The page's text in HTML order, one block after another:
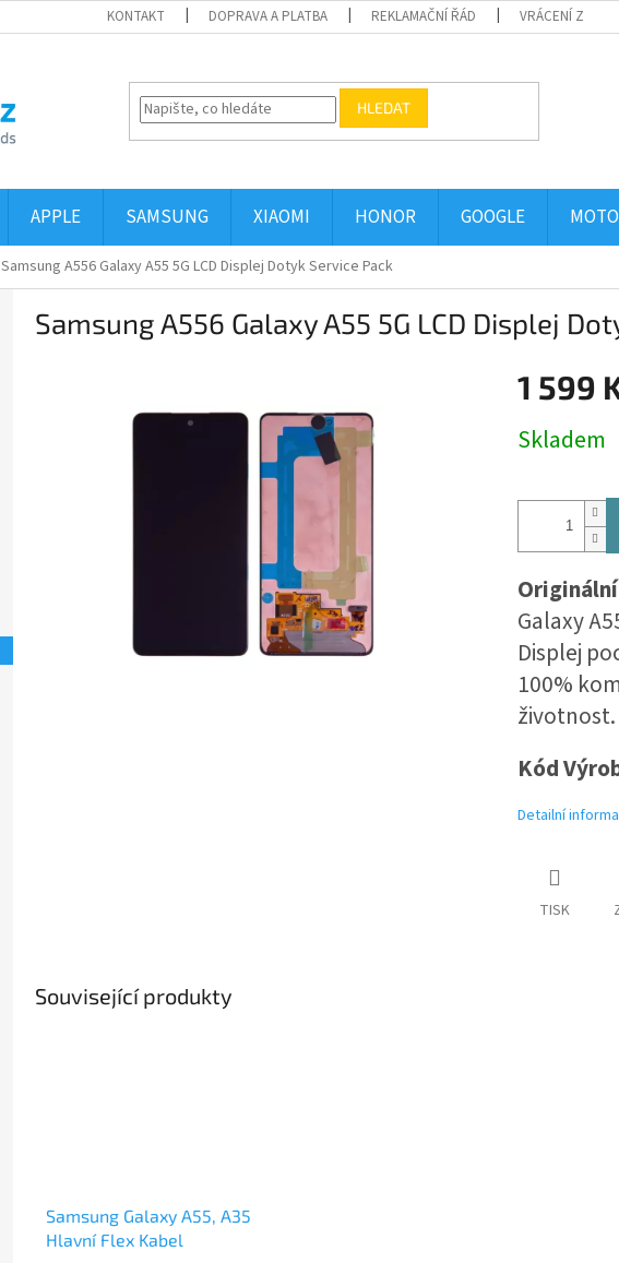
KONTAKT DOPRAVA A PLATBA REKLAMAČNÍ ŘÁD VRÁCENÍ ZBOŽÍ
HLEDAT
APPLE SAMSUNG XIAOMI HONOR GOOGLE
Samsung A556 Galaxy A55 5G LCD Displej Dotyk Service Pack
Samsung A556 Galaxy A55 5G LCD Displej
1 599
cena:
Skladem
Originální
Galaxy
Displej
100%
životnost.
Kód
Detailní
TISK
Související produkty
Samsung Galaxy A55, A35
Hlavní Flex Kabel